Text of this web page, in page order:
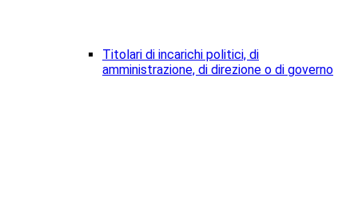
Titolari di incarichi politici, di
amministrazione, di direzione o di governo